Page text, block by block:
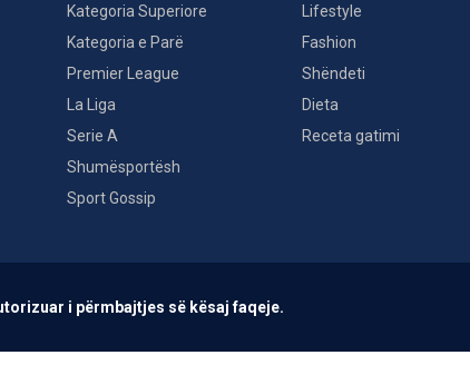
Kategoria Superiore
Kategoria e Parë
Premier League
La Liga
Serie A
Shumësportësh
Sport Gossip
Lifestyle
Fashion
Shëndeti
Dieta
Receta gatimi
i përmbajtjes së kësaj faqeje.